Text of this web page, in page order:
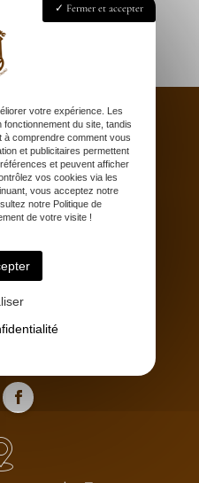
fitting
Fermer et accepter
votre expérience. Les
du site, tandis
à comprendre comment vous
et publicitaires permettent
et peuvent afficher
vos cookies via les
vous acceptez notre
notre Politique de
de votre visite !